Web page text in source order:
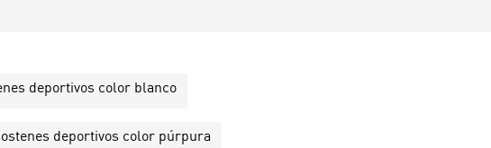
deportivos color blanco
deportivos color púrpura